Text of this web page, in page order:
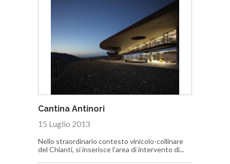
Cantina Antinori
15 Luglio 2013
Nello straordinario contesto vinicolo-collinare
del Chianti, si inserisce l’area di intervento di...